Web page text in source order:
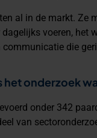
al in de markt. Ze
voeren, het
communicatie die
het onderzoek
onder 342
van